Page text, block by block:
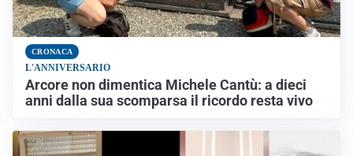
CRONACA
L'ANNIVERSARIO
Arcore non dimentica Michele Cantù: a dieci
anni dalla sua scomparsa il ricordo resta vivo